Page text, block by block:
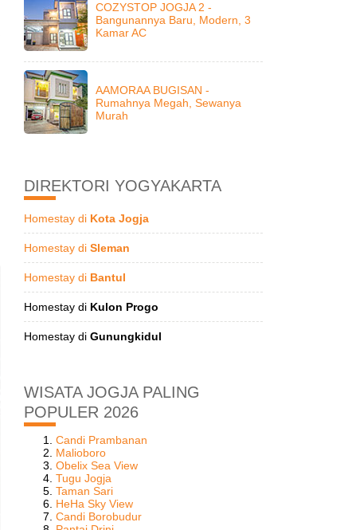
COZYSTOP JOGJA 2 -
Bangunannya Baru, Modern, 3
Kamar AC
AAMORAA BUGISAN -
Rumahnya Megah, Sewanya
Murah
DIREKTORI YOGYAKARTA
Homestay di Kota Jogja
Homestay di Sleman
Homestay di Bantul
Homestay di Kulon Progo
Homestay di Gunungkidul
WISATA JOGJA PALING
POPULER 2026
Candi Prambanan
Malioboro
Obelix Sea View
Tugu Jogja
Taman Sari
HeHa Sky View
Candi Borobudur